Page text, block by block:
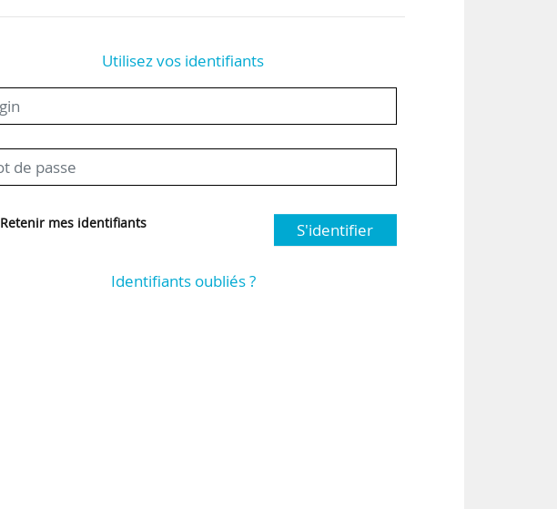
Utilisez vos identifiants
Retenir mes identifiants S'identifier
Identifiants oubliés ?